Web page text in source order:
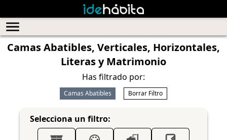
Camas Abatibles, Verticales, Horizontales,
Literas y Matrimonio
Has filtrado por:
Camas Abatibles Borrar Filtro
Selecciona un filtro: